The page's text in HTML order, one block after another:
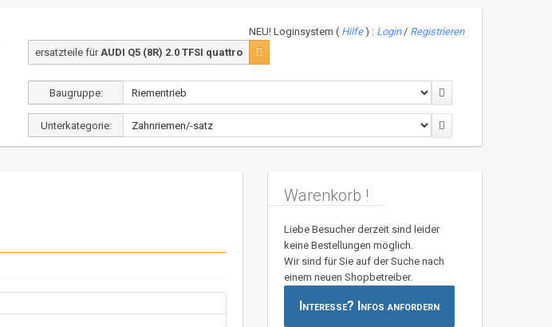
NEU! Loginsystem ( Hilfe) : Login/ Registrieren
ersatzteile fürAUDI Q5 (8R) 2.0 TFSI quattro
Baugruppe:
Unterkategorie:
Warenkorb !
Liebe Besucher derzeit sind leider
keine Bestellungen möglich.
Wir sind für Sie auf der Suche nach
einem neuen Shopbetreiber.
Interesse? Infos anfordern